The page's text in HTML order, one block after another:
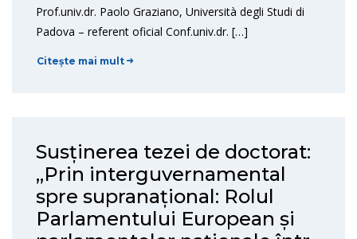
Prof.univ.dr. Paolo Graziano, Università degli Studi di
Padova – referent oficial Conf.univ.dr. […]
Citește mai mult
Susținerea tezei de doctorat:
„Prin interguvernamental
spre supranațional: Rolul
Parlamentului European și